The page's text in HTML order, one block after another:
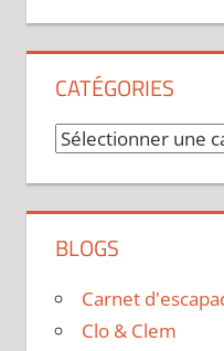
CATÉGORIES
Catégories
BLOGS
Carnet
Clo & Clem